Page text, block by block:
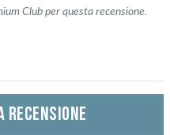
di spunta verde, non
Club per questa recensione.
RECENSIONE